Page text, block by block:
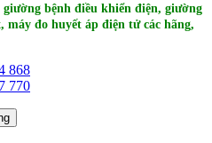
bệnh điều khiển điện, giường
máy đo huyết áp điện tử các hãng,
868
770